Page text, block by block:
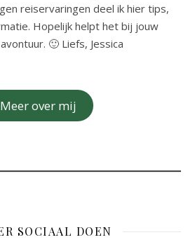
reiservaringen deel ik hier tips,
Hopelijk helpt het bij jouw
🙂 Liefs, Jessica
Meer over mij
SOCIAAL DOEN